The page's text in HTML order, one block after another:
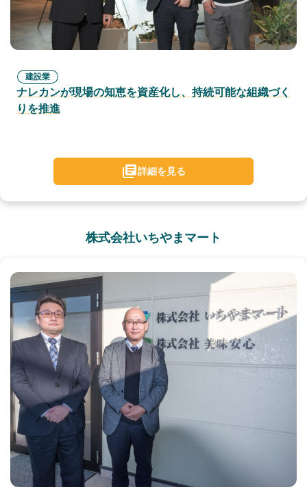
建設業
ナレカンが現場の知恵を資産化し、持続可能な組織づく
りを推進
詳細を見る
株式会社いちやまマート